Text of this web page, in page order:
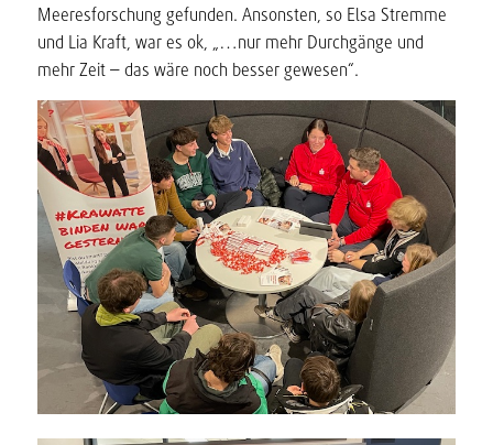
Meeresforschung gefunden. Ansonsten, so Elsa Stremme
und Lia Kraft, war es ok, „…nur mehr Durchgänge und
mehr Zeit – das wäre noch besser gewesen“.